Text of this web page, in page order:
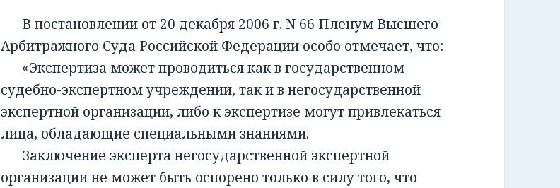
В постановлении от 20 декабря 2006 г. N 66 Пленум Высшего
Арбитражного Суда Российской Федерации особо отмечает, что:
«Экспертиза может проводиться как в государственном
судебно-экспертном учреждении, так и в негосударственной
экспертной организации, либо к экспертизе могут привлекаться
лица, обладающие специальными знаниями.
Заключение эксперта негосударственной экспертной
организации не может быть оспорено только в силу того, что